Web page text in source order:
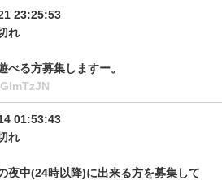
23:25:53
れ
べる方募集しますー。
01:53:43
れ
夜中(24時以降)に出来る方を募集して